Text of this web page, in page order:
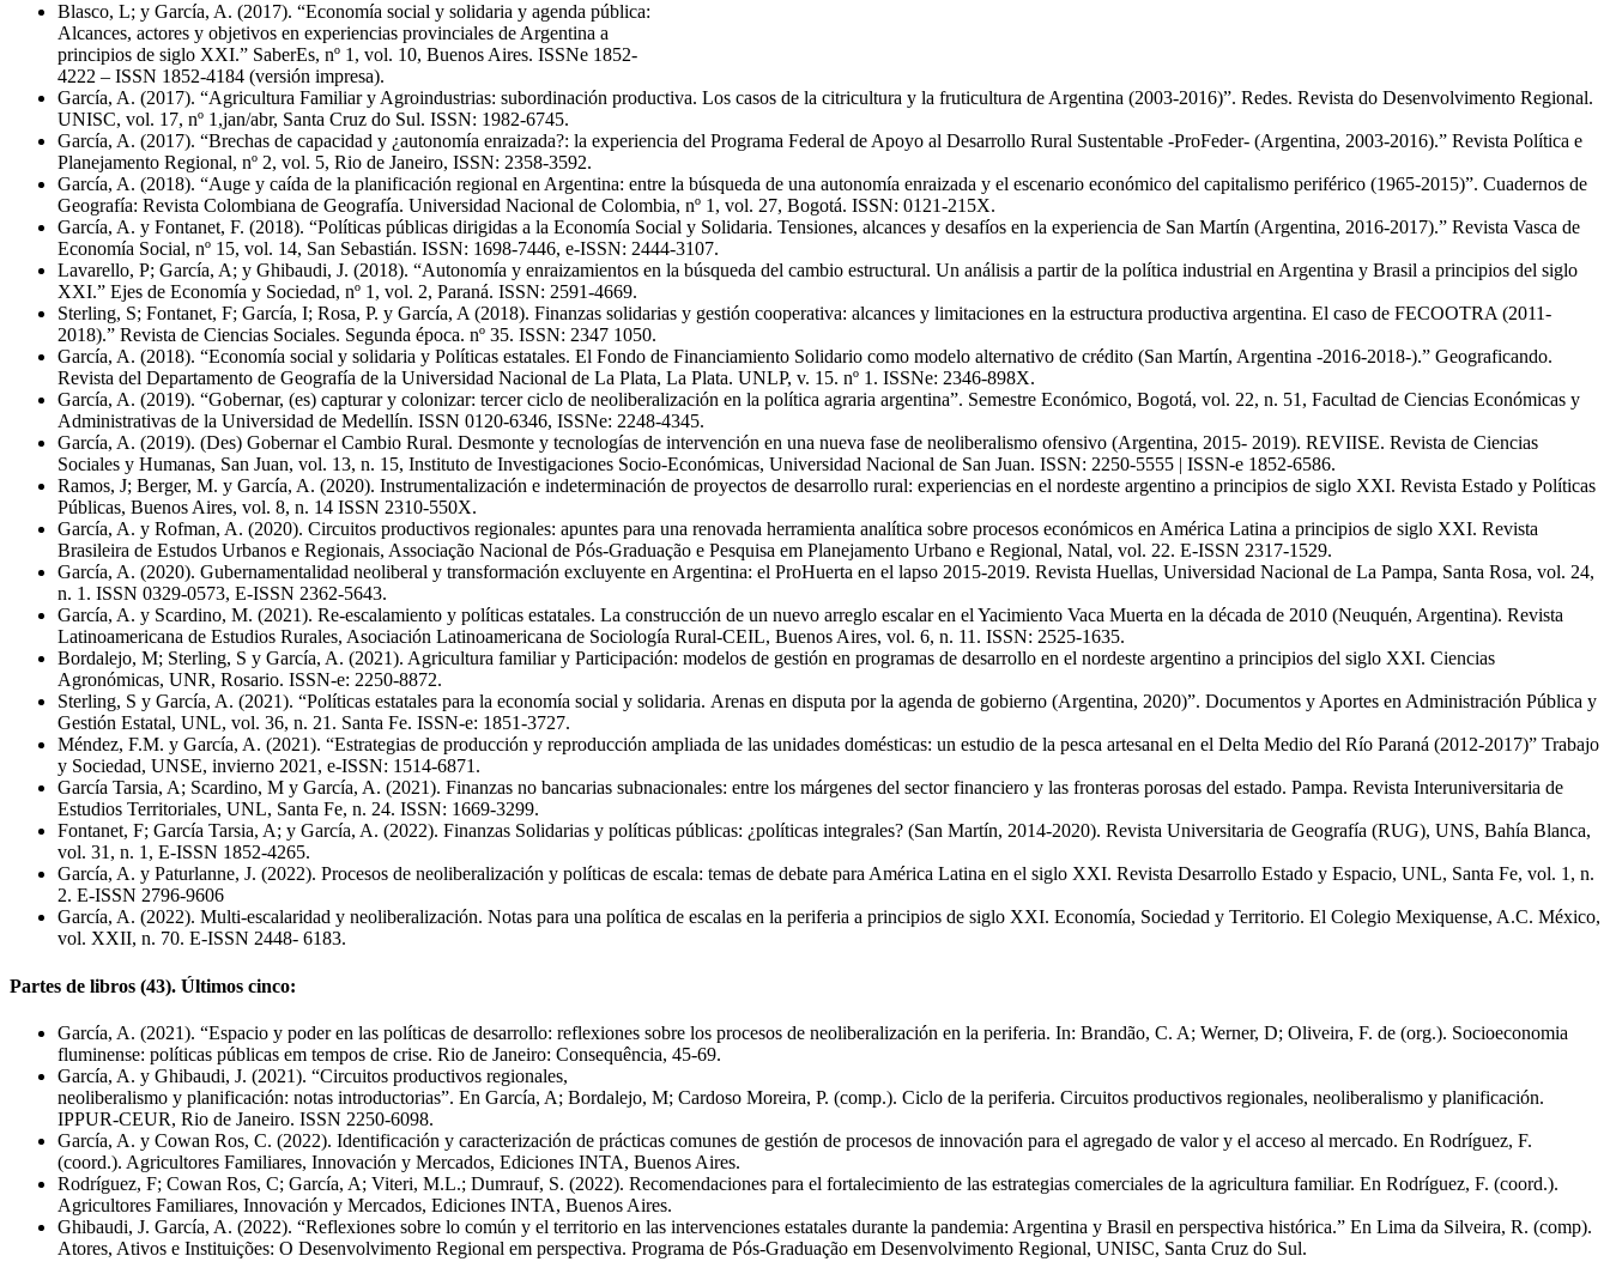
Blasco, L; y García, A. (2017). “Economía social y solidaria y agenda pública:
Alcances, actores y objetivos en experiencias provinciales de Argentina a
principios de siglo XXI.” SaberEs, nº 1, vol. 10, Buenos Aires. ISSNe 1852-
4222 – ISSN 1852-4184 (versión impresa).
García, A. (2017). “Agricultura Familiar y Agroindustrias: subordinación productiva. Los casos de la citricultura y la fruticultura de Argentina (2003-2016)”. Redes. Revista do Desenvolvimento Regional.
UNISC, vol. 17, nº 1,jan/abr, Santa Cruz do Sul. ISSN: 1982-6745.
García, A. (2017). “Brechas de capacidad y ¿autonomía enraizada?: la experiencia del Programa Federal de Apoyo al Desarrollo Rural Sustentable -ProFeder- (Argentina, 2003-2016).” Revista Política e
Planejamento Regional, nº 2, vol. 5, Rio de Janeiro, ISSN: 2358-3592.
García, A. (2018). “Auge y caída de la planificación regional en Argentina: entre la búsqueda de una autonomía enraizada y el escenario económico del capitalismo periférico (1965-2015)”. Cuadernos de
Geografía: Revista Colombiana de Geografía. Universidad Nacional de Colombia, nº 1, vol. 27, Bogotá. ISSN: 0121-215X.
García, A. y Fontanet, F. (2018). “Políticas públicas dirigidas a la Economía Social y Solidaria. Tensiones, alcances y desafíos en la experiencia de San Martín (Argentina, 2016-2017).” Revista Vasca de
Economía Social, nº 15, vol. 14, San Sebastián. ISSN: 1698-7446, e-ISSN: 2444-3107.
Lavarello, P; García, A; y Ghibaudi, J. (2018). “Autonomía y enraizamientos en la búsqueda del cambio estructural. Un análisis a partir de la política industrial en Argentina y Brasil a principios del siglo
XXI.” Ejes de Economía y Sociedad, nº 1, vol. 2, Paraná. ISSN: 2591-4669.
Sterling, S; Fontanet, F; García, I; Rosa, P. y García, A (2018). Finanzas solidarias y gestión cooperativa: alcances y limitaciones en la estructura productiva argentina. El caso de FECOOTRA (2011-
2018).” Revista de Ciencias Sociales. Segunda época. nº 35. ISSN: 2347 1050.
García, A. (2018). “Economía social y solidaria y Políticas estatales. El Fondo de Financiamiento Solidario como modelo alternativo de crédito (San Martín, Argentina -2016-2018-).” Geograficando.
Revista del Departamento de Geografía de la Universidad Nacional de La Plata, La Plata. UNLP, v. 15. nº 1. ISSNe: 2346-898X.
García, A. (2019). “Gobernar, (es) capturar y colonizar: tercer ciclo de neoliberalización en la política agraria argentina”. Semestre Económico, Bogotá, vol. 22, n. 51, Facultad de Ciencias Económicas y
Administrativas de la Universidad de Medellín. ISSN 0120-6346, ISSNe: 2248-4345.
García, A. (2019). (Des) Gobernar el Cambio Rural. Desmonte y tecnologías de intervención en una nueva fase de neoliberalismo ofensivo (Argentina, 2015- 2019). REVIISE. Revista de Ciencias
Sociales y Humanas, San Juan, vol. 13, n. 15, Instituto de Investigaciones Socio-Económicas, Universidad Nacional de San Juan. ISSN: 2250-5555 | ISSN-e 1852-6586.
Ramos, J; Berger, M. y García, A. (2020). Instrumentalización e indeterminación de proyectos de desarrollo rural: experiencias en el nordeste argentino a principios de siglo XXI. Revista Estado y Políticas
Públicas, Buenos Aires, vol. 8, n. 14 ISSN 2310-550X.
García, A. y Rofman, A. (2020). Circuitos productivos regionales: apuntes para una renovada herramienta analítica sobre procesos económicos en América Latina a principios de siglo XXI. Revista
Brasileira de Estudos Urbanos e Regionais, Associação Nacional de Pós-Graduação e Pesquisa em Planejamento Urbano e Regional, Natal, vol. 22. E-ISSN 2317-1529.
García, A. (2020). Gubernamentalidad neoliberal y transformación excluyente en Argentina: el ProHuerta en el lapso 2015-2019. Revista Huellas, Universidad Nacional de La Pampa, Santa Rosa, vol. 24,
n. 1. ISSN 0329-0573, E-ISSN 2362-5643.
García, A. y Scardino, M. (2021). Re-escalamiento y políticas estatales. La construcción de un nuevo arreglo escalar en el Yacimiento Vaca Muerta en la década de 2010 (Neuquén, Argentina). Revista
Latinoamericana de Estudios Rurales, Asociación Latinoamericana de Sociología Rural-CEIL, Buenos Aires, vol. 6, n. 11. ISSN: 2525-1635.
Bordalejo, M; Sterling, S y García, A. (2021). Agricultura familiar y Participación: modelos de gestión en programas de desarrollo en el nordeste argentino a principios del siglo XXI. Ciencias
Agronómicas, UNR, Rosario. ISSN-e: 2250-8872.
Sterling, S y García, A. (2021). “Políticas estatales para la economía social y solidaria. Arenas en disputa por la agenda de gobierno (Argentina, 2020)”. Documentos y Aportes en Administración Pública y
Gestión Estatal, UNL, vol. 36, n. 21. Santa Fe. ISSN-e: 1851-3727.
Méndez, F.M. y García, A. (2021). “Estrategias de producción y reproducción ampliada de las unidades domésticas: un estudio de la pesca artesanal en el Delta Medio del Río Paraná (2012-2017)” Trabajo
y Sociedad, UNSE, invierno 2021, e-ISSN: 1514-6871.
García Tarsia, A; Scardino, M y García, A. (2021). Finanzas no bancarias subnacionales: entre los márgenes del sector financiero y las fronteras porosas del estado. Pampa. Revista Interuniversitaria de
Estudios Territoriales, UNL, Santa Fe, n. 24. ISSN: 1669-3299.
Fontanet, F; García Tarsia, A; y García, A. (2022). Finanzas Solidarias y políticas públicas: ¿políticas integrales? (San Martín, 2014-2020). Revista Universitaria de Geografía (RUG), UNS, Bahía Blanca,
vol. 31, n. 1, E-ISSN 1852-4265.
García, A. y Paturlanne, J. (2022). Procesos de neoliberalización y políticas de escala: temas de debate para América Latina en el siglo XXI. Revista Desarrollo Estado y Espacio, UNL, Santa Fe, vol. 1, n.
2. E-ISSN 2796-9606
García, A. (2022). Multi-escalaridad y neoliberalización. Notas para una política de escalas en la periferia a principios de siglo XXI. Economía, Sociedad y Territorio. El Colegio Mexiquense, A.C. México,
vol. XXII, n. 70. E-ISSN 2448- 6183.
Partes de libros (43). Últimos cinco:
García, A. (2021). “Espacio y poder en las políticas de desarrollo: reflexiones sobre los procesos de neoliberalización en la periferia. In: Brandão, C. A; Werner, D; Oliveira, F. de (org.). Socioeconomia
fluminense: políticas públicas em tempos de crise. Rio de Janeiro: Consequência, 45-69.
García, A. y Ghibaudi, J. (2021). “Circuitos productivos regionales,
neoliberalismo y planificación: notas introductorias”. En García, A; Bordalejo, M; Cardoso Moreira, P. (comp.). Ciclo de la periferia. Circuitos productivos regionales, neoliberalismo y planificación.
IPPUR-CEUR, Rio de Janeiro. ISSN 2250-6098.
García, A. y Cowan Ros, C. (2022). Identificación y caracterización de prácticas comunes de gestión de procesos de innovación para el agregado de valor y el acceso al mercado. En Rodríguez, F.
(coord.). Agricultores Familiares, Innovación y Mercados, Ediciones INTA, Buenos Aires.
Rodríguez, F; Cowan Ros, C; García, A; Viteri, M.L.; Dumrauf, S. (2022). Recomendaciones para el fortalecimiento de las estrategias comerciales de la agricultura familiar. En Rodríguez, F. (coord.).
Agricultores Familiares, Innovación y Mercados, Ediciones INTA, Buenos Aires.
Ghibaudi, J. García, A. (2022). “Reflexiones sobre lo común y el territorio en las intervenciones estatales durante la pandemia: Argentina y Brasil en perspectiva histórica.” En Lima da Silveira, R. (comp).
Atores, Ativos e Instituições: O Desenvolvimento Regional em perspectiva. Programa de Pós-Graduação em Desenvolvimento Regional, UNISC, Santa Cruz do Sul.